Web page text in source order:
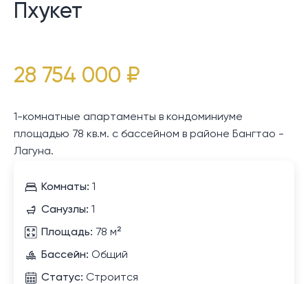
Пхукет
28 754 000 ₽
1-комнатные апартаменты в кондоминиуме
площадью 78 кв.м. с бассейном в районе Бангтао -
Лагуна.
Комнаты: 1
Санузлы: 1
Площадь: 78 м²
Бассейн: Общий
Статус: Строится